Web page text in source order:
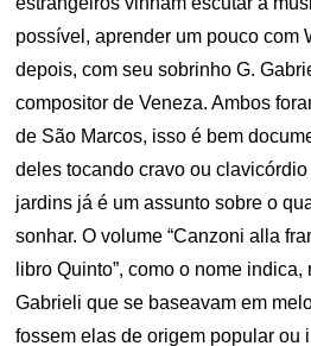
possível, aprender um pouco com
depois, com seu sobrinho G.
compositor de Veneza. Ambos
de São Marcos, isso é bem
deles tocando cravo ou
jardins já é um assunto sobre o
sonhar. O volume “Canzoni alla
libro Quinto”, como o nome
Gabrieli que se baseavam em
fossem elas de origem popular ou